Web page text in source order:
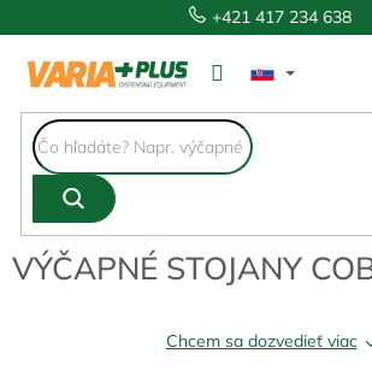
na
obsah
+421 417 234 638
VÝČAPNÉ STOJANY
Chcem sa dozvedieť viac